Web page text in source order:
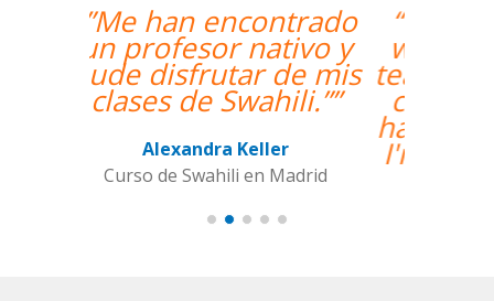
“”The course is going
well and Eugenia, my
teacher, is fantastic. My
communication skills
have improved greatly.
I'm really enjoying the
lessons!””
Miguel Eufrasio